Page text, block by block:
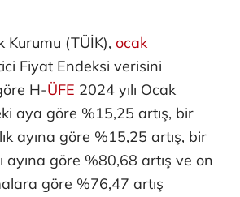
Kurumu (TÜİK), ocak
Fiyat Endeksi verisini
H-ÜFE 2024 yılı Ocak
aya göre %15,25 artış, bir
ayına göre %15,25 artış, bir
ayına göre %80,68 artış ve on
göre %76,47 artış